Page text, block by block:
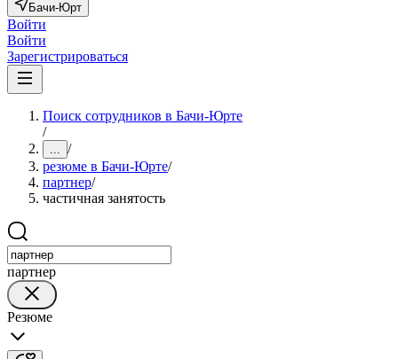
Бачи-Юрт
Войти
Войти
Зарегистрироваться
Поиск сотрудников в Бачи-Юрте
/
... /
резюме в Бачи-Юрте/
партнер/
частичная занятость
партнер
Резюме